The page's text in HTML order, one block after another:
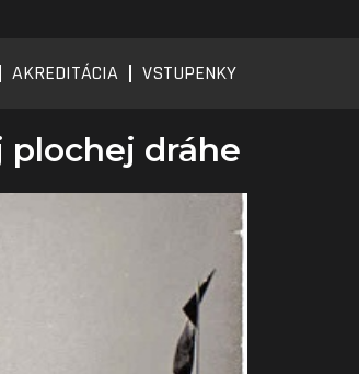
AKREDITÁCIA VSTUPENKY
plochej dráhe